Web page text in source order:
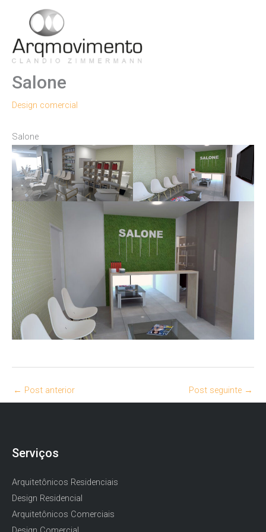
conteúdo
Salone
Design comercial
Salone
← Post anterior Post seguinte →
Serviços
Arquitetônicos Residenciais
Design Residencial
Arquitetônicos Comerciais